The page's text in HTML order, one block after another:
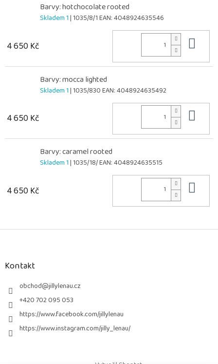
Barvy: hotchocolate rooted
Skladem 1| 1035/8/1EAN:4048924635546
4 650 Kč
Barvy: mocca lighted
Skladem 1| 1035/830EAN:4048924635492
4 650 Kč
Barvy: caramel rooted
Skladem 1| 1035/18/EAN:4048924635515
4 650 Kč
Z
Kontakt
obchod@jillylenau.cz
+420 702 095 053
https://www.facebook.com/jillylenau
https://www.instagram.com/jilly_lenau/